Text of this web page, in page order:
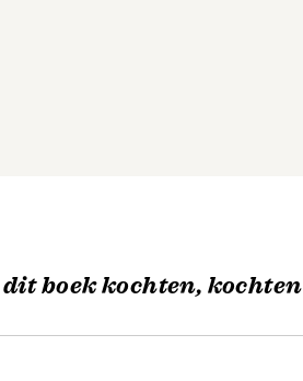
boek kochten, kochten